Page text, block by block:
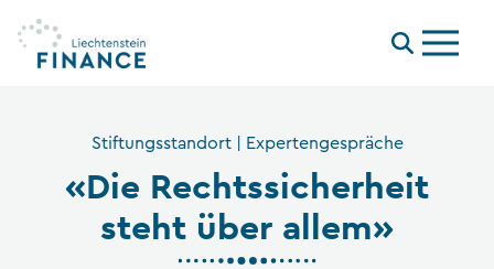
Menu
Stiftungsstandort | Expertengespräche
«Die Rechtssicherheit
steht über allem»